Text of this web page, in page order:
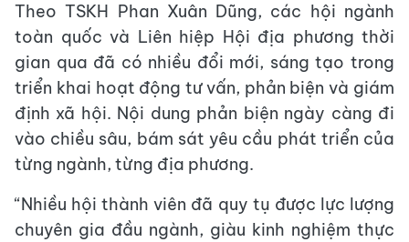
Theo TSKH Phan Xuân Dũng, các hội ngành
toàn quốc và Liên hiệp Hội địa phương thời
gian qua đã có nhiều đổi mới, sáng tạo trong
triển khai hoạt động tư vấn, phản biện và giám
định xã hội. Nội dung phản biện ngày càng đi
vào chiều sâu, bám sát yêu cầu phát triển của
từng ngành, từng địa phương.
“Nhiều hội thành viên đã quy tụ được lực lượng
chuyên gia đầu ngành, giàu kinh nghiệm thực